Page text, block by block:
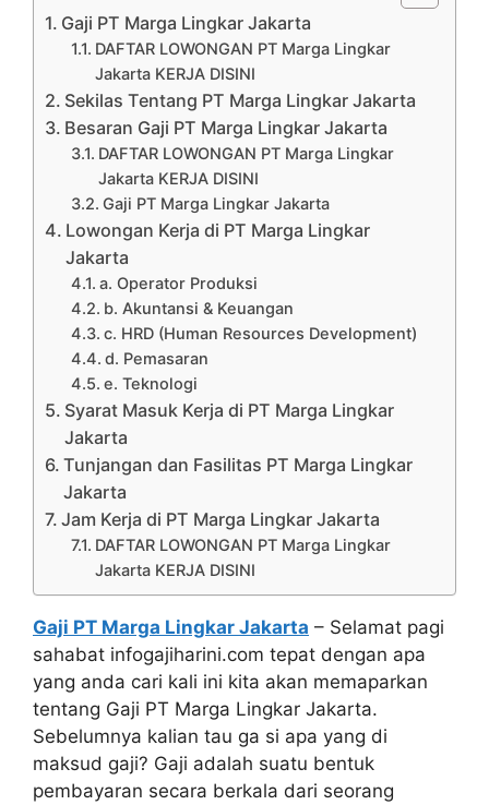
Gaji PT Marga Lingkar Jakarta
DAFTAR LOWONGAN PT Marga Lingkar
Jakarta KERJA DISINI
Sekilas Tentang PT Marga Lingkar Jakarta
Besaran Gaji PT Marga Lingkar Jakarta
DAFTAR LOWONGAN PT Marga Lingkar
Jakarta KERJA DISINI
Gaji PT Marga Lingkar Jakarta
Lowongan Kerja di PT Marga Lingkar
Jakarta
a. Operator Produksi
b. Akuntansi & Keuangan
c. HRD (Human Resources Development)
d. Pemasaran
e. Teknologi
Syarat Masuk Kerja di PT Marga Lingkar
Jakarta
Tunjangan dan Fasilitas PT Marga Lingkar
Jakarta
Jam Kerja di PT Marga Lingkar Jakarta
DAFTAR LOWONGAN PT Marga Lingkar
Jakarta KERJA DISINI
Gaji PT Marga Lingkar Jakarta – Selamat pagi
sahabat infogajiharini.com tepat dengan apa
yang anda cari kali ini kita akan memaparkan
tentang Gaji PT Marga Lingkar Jakarta.
Sebelumnya kalian tau ga si apa yang di
maksud gaji? Gaji adalah suatu bentuk
pembayaran secara berkala dari seorang